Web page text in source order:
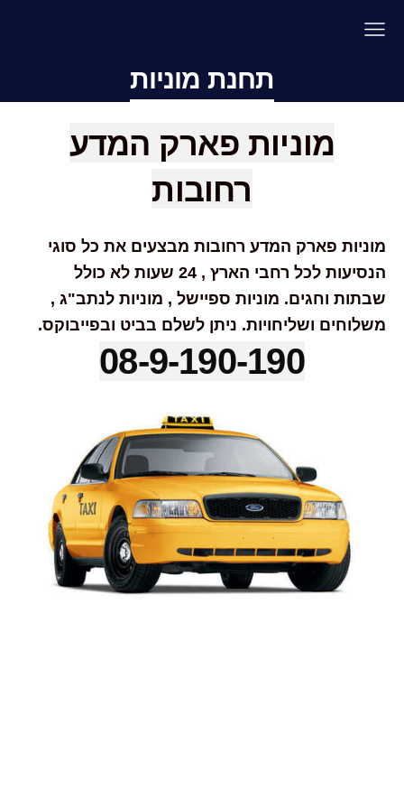
תחנת מוניות
מוניות פארק המדע
רחובות
מוניות פארק המדע רחובות מבצעים את כל סוגי
הנסיעות לכל רחבי הארץ , 24 שעות לא כולל
שבתות וחגים. מוניות ספיישל , מוניות לנתב"ג ,
משלוחים ושליחויות. ניתן לשלם בביט ובפייבוקס.
08-9-190-190